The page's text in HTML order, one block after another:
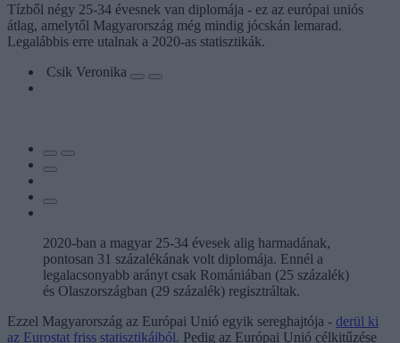
Tízből négy 25-34 évesnek van diplomája - ez az európai uniós
átlag, amelytől Magyarország még mindig jócskán lemarad.
Legalábbis erre utalnak a 2020-as statisztikák.
Csik Veronika
2020-ban a magyar 25-34 évesek alig harmadának,
pontosan 31 százalékának volt diplomája. Ennél a
legalacsonyabb arányt csak Romániában (25 százalék)
és Olaszországban (29 százalék) regisztráltak.
Ezzel Magyarország az Európai Unió egyik sereghajtója - derül ki
az Eurostat friss statisztikáiból. Pedig az Európai Unió célkitűzése